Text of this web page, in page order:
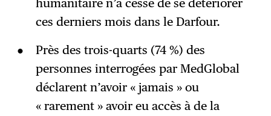
humanitaire n’a cessé de se détériorer
ces derniers mois dans le Darfour.
Près des trois-quarts (74 %) des
personnes interrogées par MedGlobal
déclarent n’avoir « jamais » ou
« rarement » avoir eu accès à de la